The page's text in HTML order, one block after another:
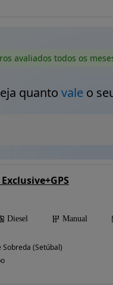
avaliados todos os
quanto valeo
Diesel Manual
(Setúbal)